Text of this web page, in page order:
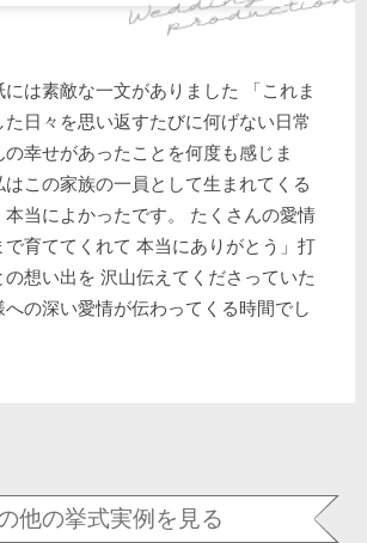
には素敵な一文がありました 「これま
た日々を思い返すたびに何げない日常
幸せがあったことを何度も感じま
この家族の一員として生まれてくる
本当によかったです。 たくさんの愛情
で育ててくれて 本当にありがとう」打
想い出を 沢山伝えてくださっていた
への深い愛情が伝わってくる時間でし
他の挙式実例を見る